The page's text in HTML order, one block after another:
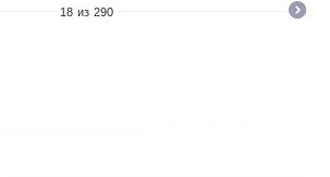
18 из 290